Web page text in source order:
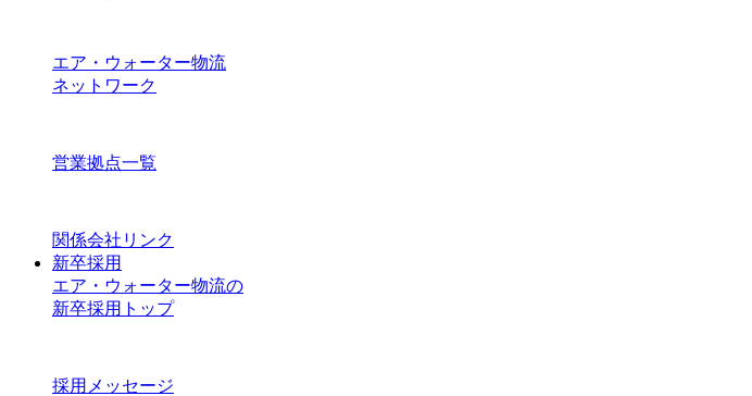
エア・ウォーター物流
ネットワーク
営業拠点一覧
関係会社リンク
新卒採用
エア・ウォーター物流の
新卒採用トップ
採用メッセージ